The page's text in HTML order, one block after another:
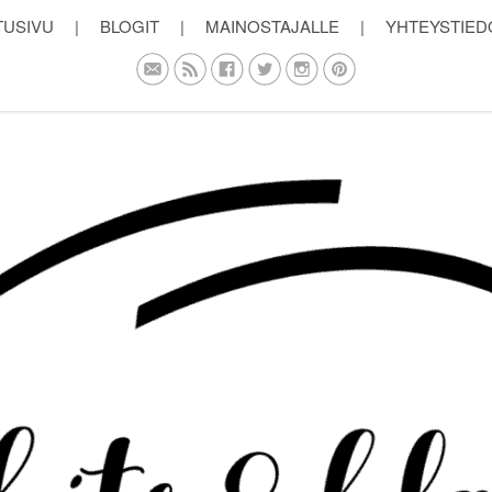
| BLOGIT | MAINOSTAJALLE |